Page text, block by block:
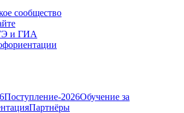
сообщество
и ГИА
Поступление-2026Обучение за
Партнёры